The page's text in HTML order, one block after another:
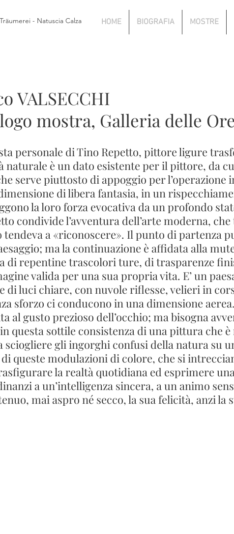
HOME BIOGRAFIA MOSTRE
Träumerei - Natuscia Calza
VALSECCHI
mostra, Galleria delle
personale di Tino Repetto, pittore ligure
naturale è un dato esistente per il pittore, da
serve piuttosto di appoggio per l’operazione
di libera fantasia, in un
la loro forza evocativa da un profondo
condivide l’avventura dell’arte moderna,
tendeva a «riconoscere». Il punto di partenza
ma la continuazione è affidata alla
di repentine trascolori ture, di trasparenze
valida per una sua propria vita. E’ un
di luci chiare, con nuvole riflesse, velieri in
sforzo ci conducono in una dimensione
al gusto prezioso dell’occhio; ma bisogna
questa sottile consistenza di una pittura che
sciogliere gli ingorghi confusi della natura su
queste modulazioni di colore, che si
la realtà quotidiana ed esprimere
a un’intelligenza sincera, a un animo
mai aspro né secco, la sua felicità, anzi la